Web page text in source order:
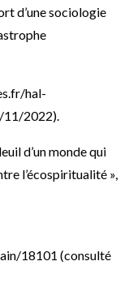
d’une sociologie
hal-
11/2022).
d’un monde qui
l’écospiritualité »,
18101 (consulté